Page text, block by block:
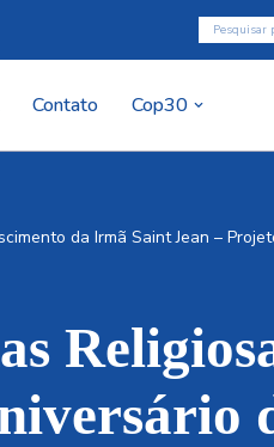
Contato Cop30
da Irmã Saint Jean –